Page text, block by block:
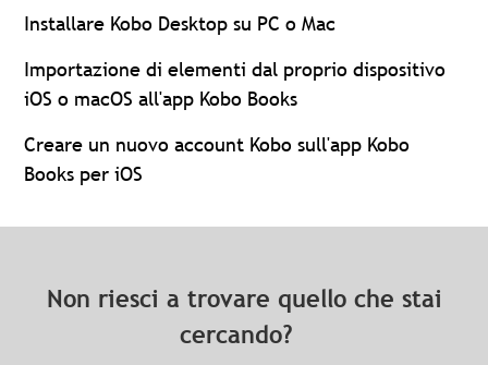
Installare Kobo Desktop su PC o Mac
Importazione di elementi dal proprio dispositivo
iOS o macOS all'app Kobo Books
Creare un nuovo account Kobo sull'app Kobo
Books per iOS
Non riesci a trovare quello che stai
cercando?